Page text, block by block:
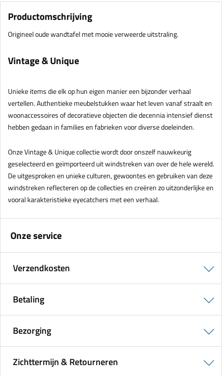
Productomschrijving
Origineel oude wandtafel met mooie verweerde uitstraling.
Vintage & Unique
Unieke items die elk op hun eigen manier een bijzonder verhaal
vertellen. Authentieke meubelstukken waar het leven vanaf straalt en
woonaccessoires of decoratieve objecten die decennia intensief dienst
hebben gedaan in families en fabrieken voor diverse doeleinden.
Onze Vintage & Unique collectie wordt door onszelf nauwkeurig
geselecteerd en geïmporteerd uit windstreken van over de hele wereld.
De uitgesproken en unieke culturen, gewoontes en gebruiken van deze
windstreken reflecteren op de collecties en creëren zo uitzonderlijke en
vooral karakteristieke eyecatchers met een verhaal.
Onze service
Verzendkosten
Betaling
Bezorging
Zichttermijn & Retourneren